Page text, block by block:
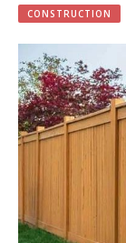
CONSTRUCTION